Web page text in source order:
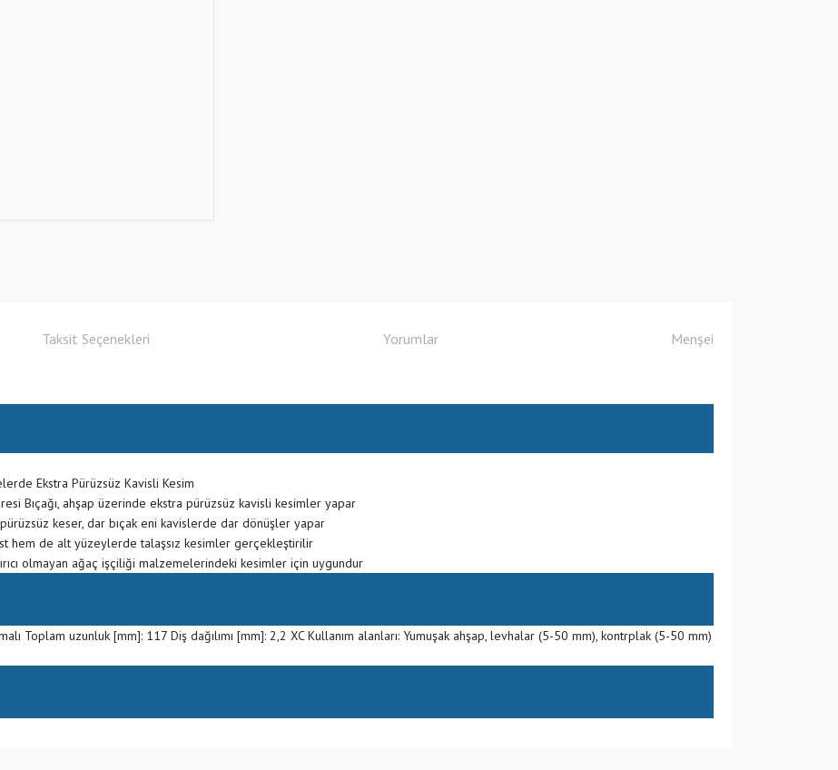
Taksit Seçenekleri Yorumlar Menşei
Ekstra Pürüzsüz Kavisli Kesim
Bıçağı, ahşap üzerinde ekstra pürüzsüz kavisli kesimler yapar
keser, dar bıçak eni kavislerde dar dönüşler yapar
hem de alt yüzeylerde talaşsız kesimler gerçekleştirilir
olmayan ağaç işçiliği malzemelerindeki kesimler için uygundur
Toplam uzunluk [mm]: 117 Diş dağılımı [mm]: 2,2 XC Kullanım alanları: Yumuşak ahşap, levhalar (5-50 mm), kontrplak (5-50 mm)